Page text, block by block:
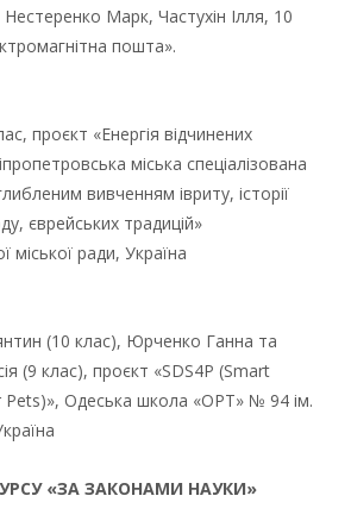
Нестеренко Марк, Частухін Ілля, 10
пошта».
проєкт «Енергія відчинених
міська спеціалізована
вивченням івриту, історії
єврейських традицій»
міської ради, Україна
(10 клас), Юрченко Ганна та
(9 клас), проєкт «SDS4P (Smart
Pets)», Одеська школа «ОРТ» № 94 ім.
«ЗА ЗАКОНАМИ НАУКИ»